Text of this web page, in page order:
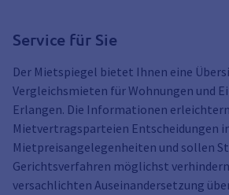
Service für Sie
Der Mietspiegel bietet Ihnen eine
Vergleichsmieten für Wohnungen und
Erlangen. Die Informationen erleichtern
Mietvertragsparteien Entscheidungen
Mietpreisangelegenheiten und sollen
Gerichtsverfahren möglichst
versachlichten Auseinandersetzung